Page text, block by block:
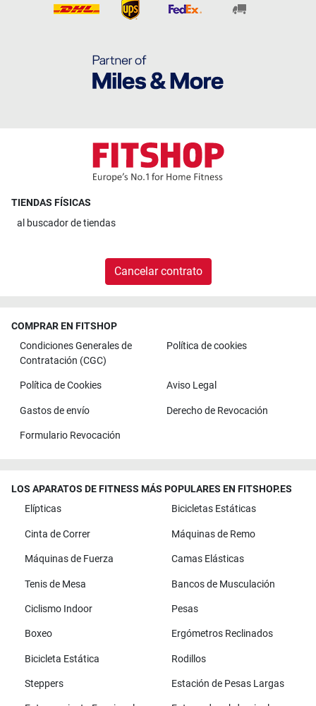
TIENDAS FÍSICAS
al buscador de tiendas
Cancelar contrato
COMPRAR EN FITSHOP
Condiciones Generales de
Contratación (CGC)
Política de cookies
Política de Cookies Aviso Legal
Gastos de envío Derecho de Revocación
Formulario Revocación
LOS APARATOS DE FITNESS MÁS POPULARES EN FITSHOP.ES
Elípticas
Bicicletas Estáticas
Cinta de Correr Máquinas de Remo
Máquinas de Fuerza Camas Elásticas
Tenis de Mesa Bancos de Musculación
Ciclismo Indoor Pesas
Boxeo Ergómetros Reclinados
Bicicleta Estática Rodillos
Steppers Estación de Pesas Largas